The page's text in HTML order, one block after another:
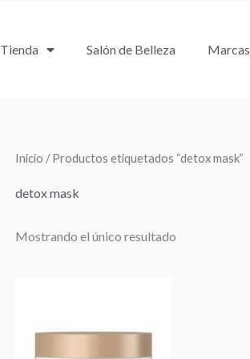
Tienda Salón de Belleza Marcas
Inicio / Productos etiquetados “detox mask”
detox mask
Mostrando el único resultado